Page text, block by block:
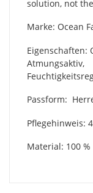
solution, not
Marke: Ocean
Eigenschaften:
Atmungsaktiv,
Passform:
Pflegehinweis:
Material: 100 %